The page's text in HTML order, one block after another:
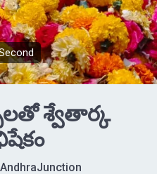
శ్వేతార్క
AndhraJunction